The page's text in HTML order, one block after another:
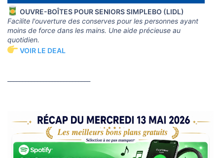
OUVRE-BOÎTES POUR SENIORS SIMPLEBO (LIDL)
Facilite l'ouverture des conserves pour les personnes ayant
moins de force dans les mains. Une aide précieuse au
quotidien.
VOIR LE DEAL